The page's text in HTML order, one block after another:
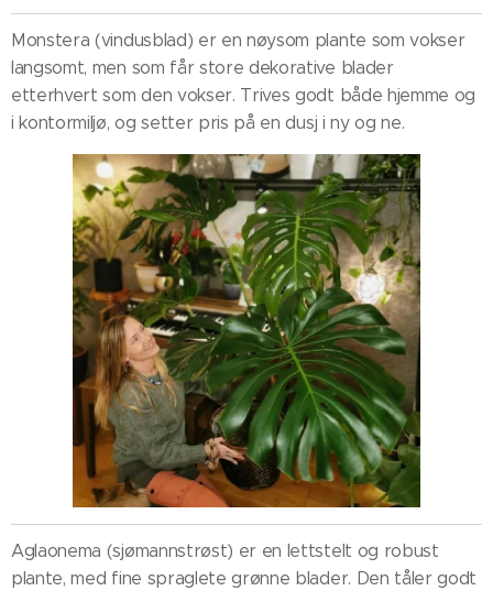
Monstera (vindusblad) er en nøysom plante som vokser
langsomt, men som får store dekorative blader
etterhvert som den vokser. Trives godt både hjemme og
i kontormiljø, og setter pris på en dusj i ny og ne.
Aglaonema (sjømannstrøst) er en lettstelt og robust
plante, med fine spraglete grønne blader. Den tåler godt